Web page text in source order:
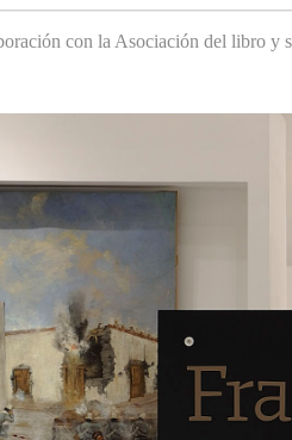
con la Asociación del libro y